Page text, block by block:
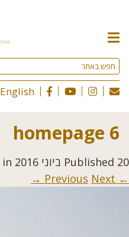
תפריט
האתר
English
homepage 6
Published 20 ביוני 2016 in
← Previous
Next →